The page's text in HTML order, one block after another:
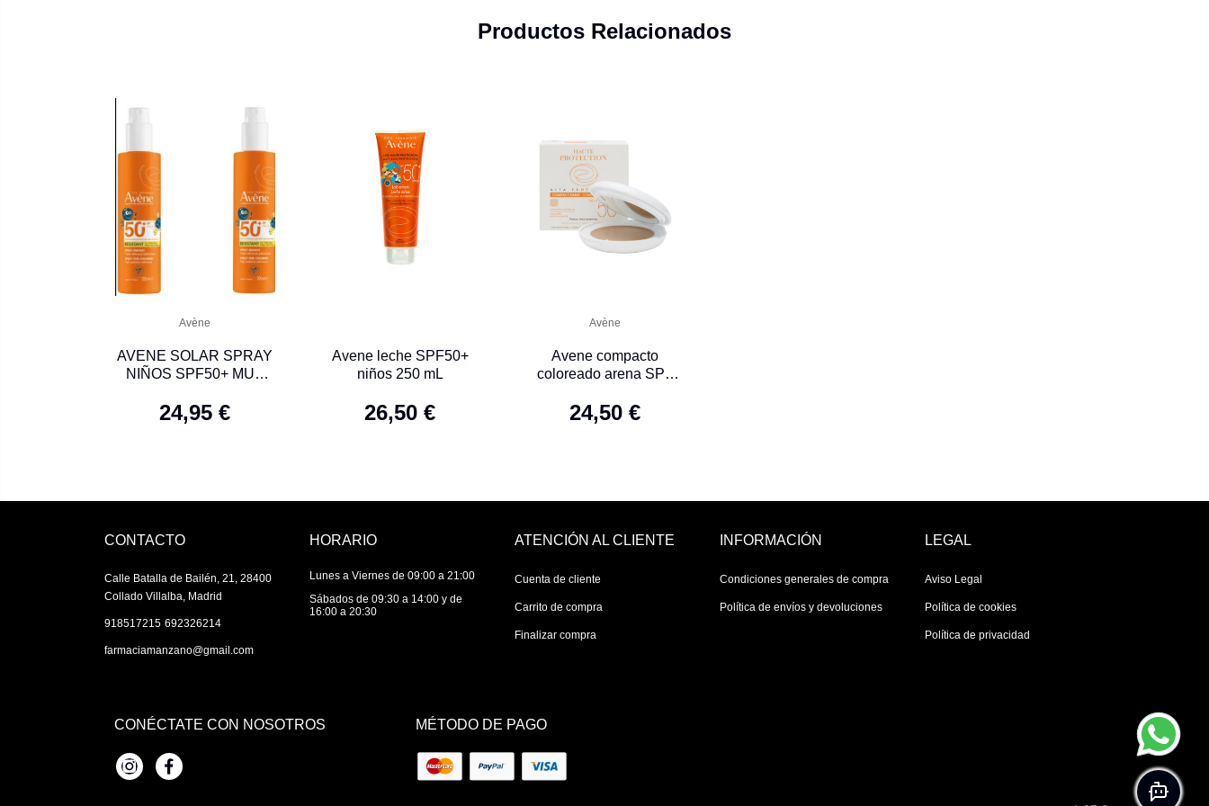
Productos Relacionados
Avène
AVENE SOLAR SPRAY
NIÑOS SPF50+ MUY
200 ML
24,95 €
Avene leche SPF50+
niños 250 mL
26,50 €
Avène
Avene compacto
coloreado arena SPF
24,50 €
CONTACTO
Calle Batalla de Bailén, 21, 28400
Collado Villalba, Madrid
918517215 692326214
farmaciamanzano@gmail.com
HORARIO
Lunes a Viernes de 09:00 a 21:00
Sábados de 09:30 a 14:00 y de
16:00 a 20:30
ATENCIÓN AL CLIENTE
Cuenta de cliente
Carrito de compra
Finalizar compra
INFORMACIÓN
Condiciones generales de compra
Política de envíos y devoluciones
LEGAL
Aviso Legal
Política de cookies
Política de privacidad
CONÉCTATE CON NOSOTROS
InstagramFacebook
MÉTODO DE PAGO